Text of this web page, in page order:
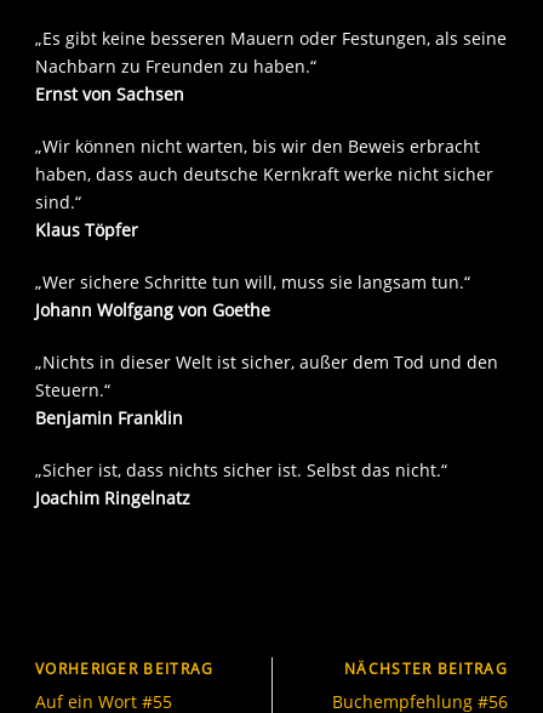
„Es gibt keine besseren Mauern oder Festungen, als seine
Nachbarn zu Freunden zu haben.“
Ernst von Sachsen
„Wir können nicht warten, bis wir den Beweis erbracht
haben, dass auch deutsche Kernkraft werke nicht sicher
sind.“
Klaus Töpfer
„Wer sichere Schritte tun will, muss sie langsam tun.“
Johann Wolfgang von Goethe
„Nichts in dieser Welt ist sicher, außer dem Tod und den
Steuern.“
Benjamin Franklin
„Sicher ist, dass nichts sicher ist. Selbst das nicht.“
Joachim Ringelnatz
VORHERIGER BEITRAG
Auf ein Wort #55
NÄCHSTER BEITRAG
Buchempfehlung #56